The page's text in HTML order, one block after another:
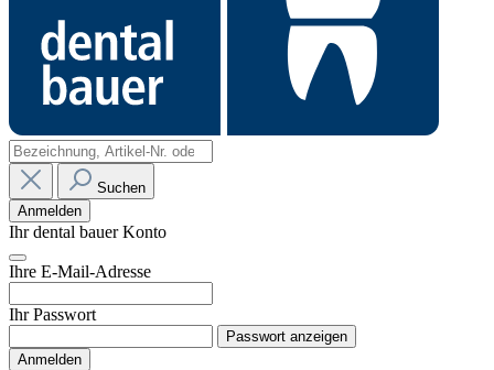
Suchen
Anmelden
Ihr dental bauer Konto
Ihre E-Mail-Adresse
Ihr Passwort
Passwort anzeigen
Anmelden